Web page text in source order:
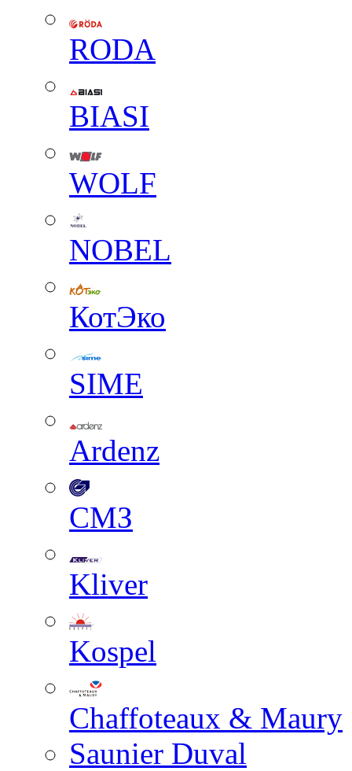
RODA
BIASI
WOLF
NOBEL
КотЭко
SIME
Ardenz
СМЗ
Kliver
Kospel
Chaffoteaux & Maury
Saunier Duval